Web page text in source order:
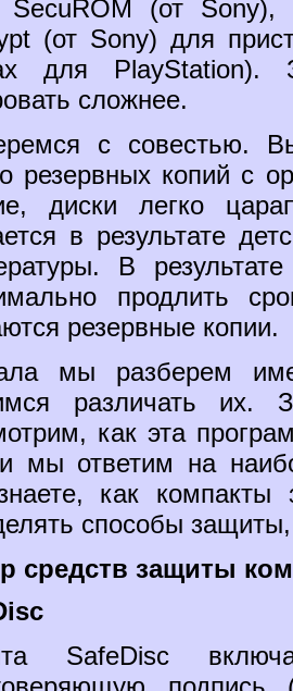
SecuROM (от
(от Sony) для
для
сложнее.
с совестью.
резервных копий с
диски легко
в результате
В
продлить
резервные копии.
мы разберем
различать их.
как эта
мы ответим на
как
способы
средств защиты
SafeDisc